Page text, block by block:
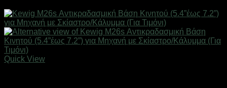
Quick View